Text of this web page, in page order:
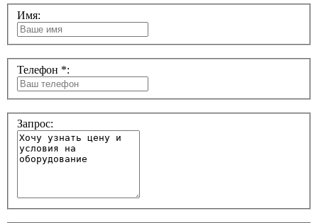
Имя:
Телефон *:
Запрос: